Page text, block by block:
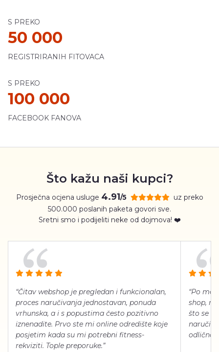
S PREKO
50 000
REGISTRIRANIH FITOVACA
S PREKO
100 000
FACEBOOK FANOVA
Što kažu naši kupci?
Prosječna ocjena usluge 4.91/5
uz preko
500.000 poslanih paketa govori sve.
Sretni smo i podijeliti neke od dojmova! ❤️
“Čitav webshop je pregledan i funkcionalan,
proces naručivanja jednostavan, ponuda
vrhunska, a i s popustima često pozitivno
iznenadite. Prvo ste mi online odredište koje
posjetim kada su mi potrebni fitness-
rekviziti. Tople preporuke.”
“Po
shop,
što se
naručiti,
odlično